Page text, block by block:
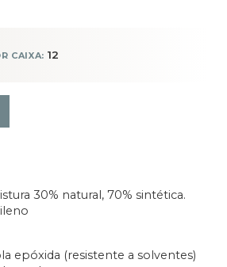
CAIXA: 12
30% natural, 70% sintética.
epóxida (resistente a solventes)